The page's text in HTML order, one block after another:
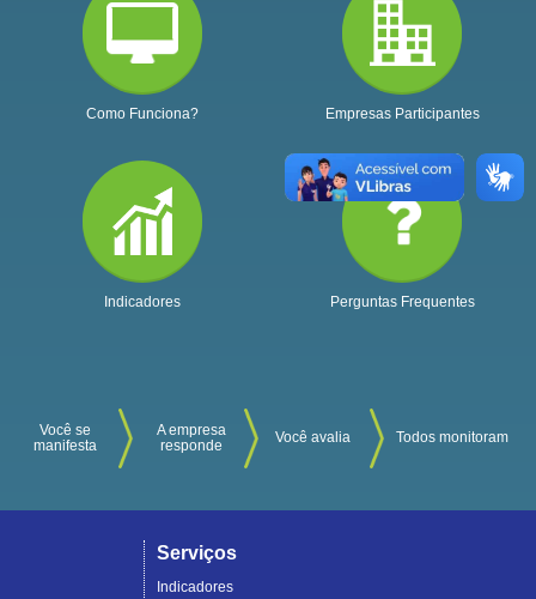
Como Funciona? Empresas Participantes
Indicadores Perguntas Frequentes
Você se
manifesta
A empresa
responde
Você avalia Todos monitoram
Serviços
Indicadores